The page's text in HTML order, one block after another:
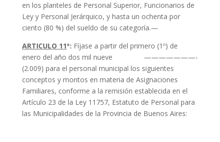
en los planteles de Personal Superior, Funcionarios de
Ley y Personal Jerárquico, y hasta un ochenta por
ciento (80 %) del sueldo de su categoría.—
ARTICULO 11º: Fíjase a partir del primero (1º) de
enero del año dos mil nueve ———————-
(2.009) para el personal municipal los siguientes
conceptos y montos en materia de Asignaciones
Familiares, conforme a la remisión establecida en el
Artículo 23 de la Ley 11757, Estatuto de Personal para
las Municipalidades de la Provincia de Buenos Aires: